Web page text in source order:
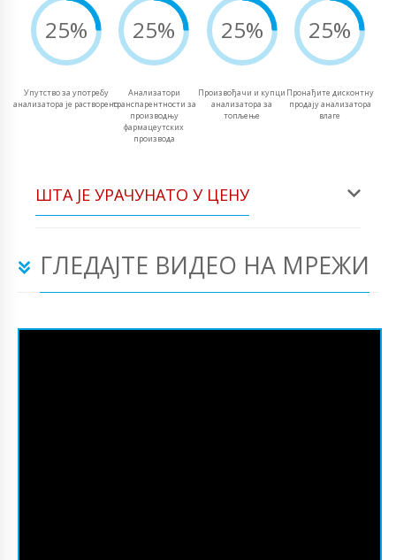
25%
Упутство за употребу
анализатора је растворено
25%
Анализатори
транспарентности за
производњу
фармацеутских
производа
25%
Произвођачи и купци
анализатора за
топљење
25%
Пронађите дисконтну
продају анализатора
влаге
ШТА ЈЕ УРАЧУНАТО У ЦЕНУ
ГЛЕДАЈТЕ ВИДЕО НА МРЕЖИ